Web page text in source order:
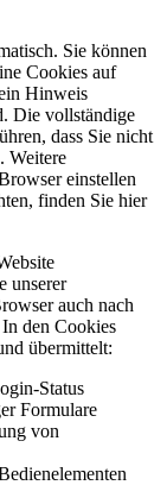
Sie können
Cookies auf
Hinweis
Die vollständige
dass Sie nicht
Weitere
einstellen
finden Sie hier
unserer
auch nach
den Cookies
übermittelt:
Status
Formulare
von